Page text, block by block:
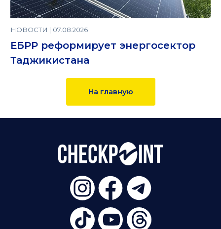
НОВОСТИ | 07.08.2026
ЕБРР реформирует энергосектор
Таджикистана
На главную